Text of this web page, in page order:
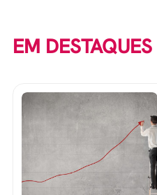
EM DESTAQUES